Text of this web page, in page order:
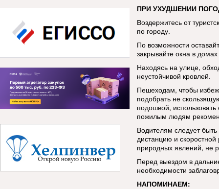
ПРИ УХУДШЕНИИ
Воздержитесь от
по городу.
По возможности
закрывайте окна в
Находясь на улице,
неустойчивой кровлей.
Пешеходам, чтобы
подобрать не
подошвой,
пожилым людям
Водителям следует
дистанцию и
природных явлений, не
Перед выездом в
необходимости
НАПОМИНАЕМ: